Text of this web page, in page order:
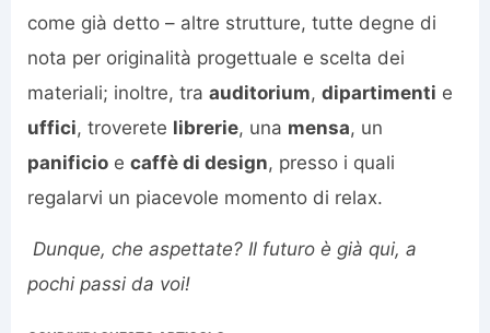
come già detto – altre strutture, tutte degne di
nota per originalità progettuale e scelta dei
materiali; inoltre, tra auditorium, dipartimenti e
uffici, troverete librerie, una mensa, un
panificio e caffè di design, presso i quali
regalarvi un piacevole momento di relax.
Dunque, che aspettate? Il futuro è già qui, a
pochi passi da voi!